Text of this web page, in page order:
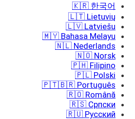
🇰🇷 한국어
🇱🇹 Lietuvių
🇱🇻 Latviešu
🇲🇾 Bahasa Melayu
🇳🇱 Nederlands
🇳🇴 Norsk
🇵🇭 Filipino
🇵🇱 Polski
🇵🇹🇧🇷 Português
🇷🇴 Română
🇷🇸 Српски
🇷🇺 Русский